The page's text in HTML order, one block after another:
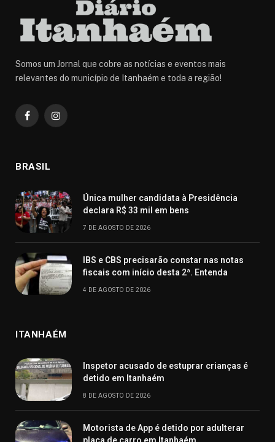
Somos um Jornal que cobre as notícias e eventos mais
relevantes do município de Itanhaém e toda a região!
FacebookInstagram
BRASIL
Única mulher candidata à Presidência
declara R$ 33 mil em bens
7 DE AGOSTO DE 2026
IBS e CBS precisarão constar nas notas
fiscais com início desta 2ª. Entenda
4 DE AGOSTO DE 2026
ITANHAÉM
Inspetor acusado de estuprar crianças é
detido em Itanhaém
8 DE AGOSTO DE 2026
Motorista de App é detido por adulterar
placa de carro em Itanhaém